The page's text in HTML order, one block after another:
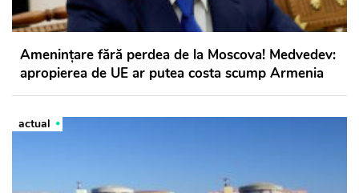
Amenințare fără perdea de la Moscova! Medvedev:
apropierea de UE ar putea costa scump Armenia
actual